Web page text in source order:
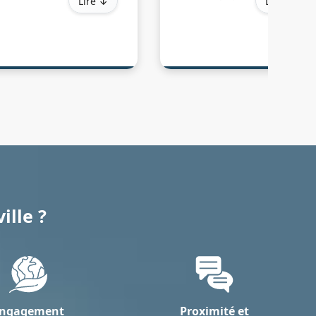
: halls,
Sartrouville pour
?
Proximité et